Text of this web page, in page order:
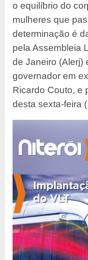
o equilíbrio do
mulheres que
determinação é
pela Assembleia
de Janeiro (Alerj)
governador em
Ricardo Couto, e
desta sexta-feira